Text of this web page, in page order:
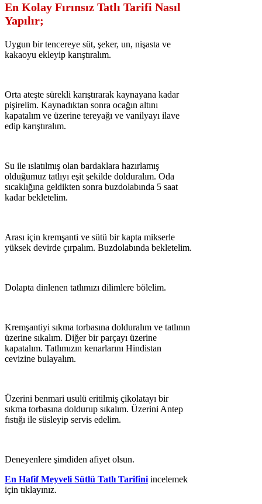
En Kolay Fırınsız Tatlı Tarifi Nasıl
Yapılır;
Uygun bir tencereye süt, şeker, un, nişasta ve
kakaoyu ekleyip karıştıralım.
Orta ateşte sürekli karıştırarak kaynayana kadar
pişirelim. Kaynadıktan sonra ocağın altını
kapatalım ve üzerine tereyağı ve vanilyayı ilave
edip karıştıralım.
Su ile ıslatılmış olan bardaklara hazırlamış
olduğumuz tatlıyı eşit şekilde dolduralım. Oda
sıcaklığına geldikten sonra buzdolabında 5 saat
kadar bekletelim.
Arası için kremşanti ve sütü bir kapta mikserle
yüksek devirde çırpalım. Buzdolabında bekletelim.
Dolapta dinlenen tatlımızı dilimlere bölelim.
Kremşantiyi sıkma torbasına dolduralım ve tatlının
üzerine sıkalım. Diğer bir parçayı üzerine
kapatalım. Tatlımızın kenarlarını Hindistan
cevizine bulayalım.
Üzerini benmari usulü eritilmiş çikolatayı bir
sıkma torbasına doldurup sıkalım. Üzerini Antep
fıstığı ile süsleyip servis edelim.
Deneyenlere şimdiden afiyet olsun.
En Hafif Meyveli Sütlü Tatlı Tarifini incelemek
için tıklayınız.